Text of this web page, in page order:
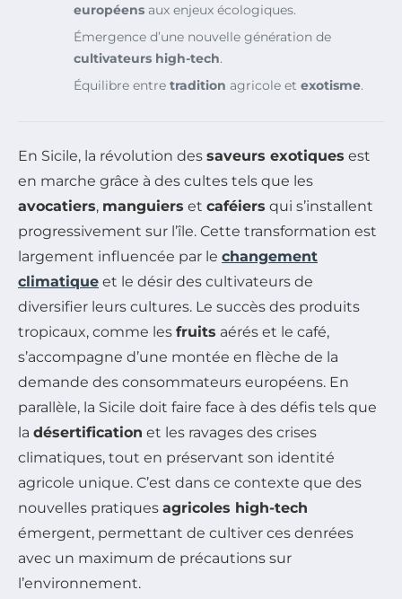
européens aux enjeux écologiques.
Émergence d’une nouvelle génération de
cultivateurs high-tech.
Équilibre entre tradition agricole et exotisme.
En Sicile, la révolution des saveurs exotiques est
en marche grâce à des cultes tels que les
avocatiers, manguiers et caféiers qui s’installent
progressivement sur l’île. Cette transformation est
largement influencée par le changement
climatique et le désir des cultivateurs de
diversifier leurs cultures. Le succès des produits
tropicaux, comme les fruits aérés et le café,
s’accompagne d’une montée en flèche de la
demande des consommateurs européens. En
parallèle, la Sicile doit faire face à des défis tels que
la désertification et les ravages des crises
climatiques, tout en préservant son identité
agricole unique. C’est dans ce contexte que des
nouvelles pratiques agricoles high-tech
émergent, permettant de cultiver ces denrées
avec un maximum de précautions sur
l’environnement.